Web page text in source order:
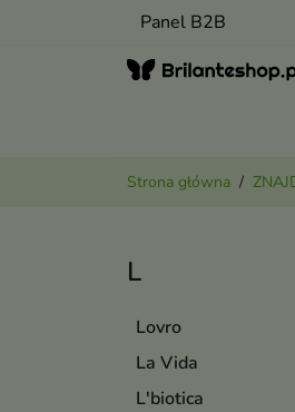
Panel B2B
Strona główna
L
Lovro
La Vida
L'biotica